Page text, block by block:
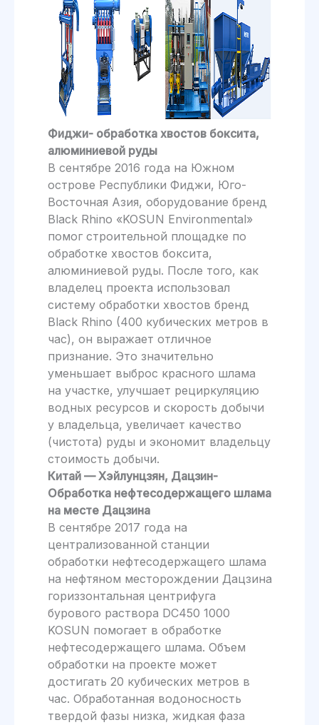
Фиджи- обработка хвостов боксита,
алюминиевой руды
В сентябре 2016 года на Южном
острове Республики Фиджи, Юго-
Восточная Азия, оборудование бренд
Black Rhino «KOSUN Environmental»
помог строительной площадке по
обработке хвостов боксита,
алюминиевой руды. После того, как
владелец проекта использовал
систему обработки хвостов бренд
Black Rhino (400 кубических метров в
час), он выражает отличное
признание. Это значительно
уменьшает выброс красного шлама
на участке, улучшает рециркуляцию
водных ресурсов и скорость добычи
у владельца, увеличает качество
(чистота) руды и экономит владельцу
стоимость добычи.
Китай — Хэйлунцзян, Дацзин-
Обработка нефтесодержащего шлама
на месте Дацзина
В сентябре 2017 года на
централизованной станции
обработки нефтесодержащего шлама
на нефтяном месторождении Дацзина
гориззонтальная центрифуга
бурового раствора DC450 1000
KOSUN помогает в обработке
нефтесодержащего шлама. Объем
обработки на проекте может
достигать 20 кубических метров в
час. Обработанная водоносность
твердой фазы низка, жидкая фаза